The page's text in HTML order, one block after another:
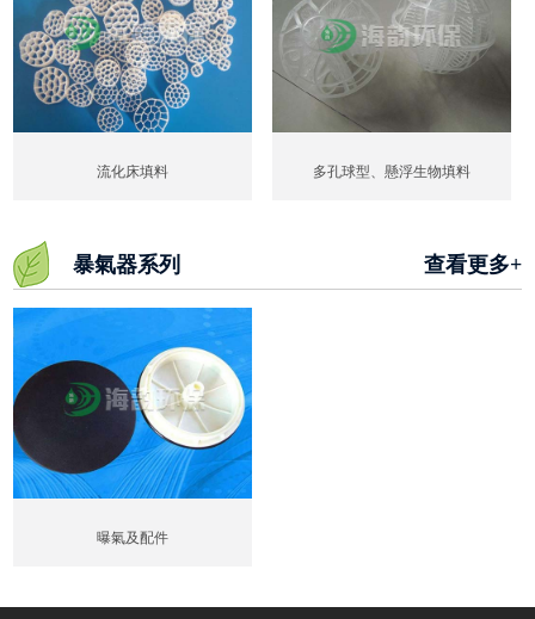
流化床填料 多孔球型、懸浮生物填料
暴氣器系列 查看更多+
曝氣及配件